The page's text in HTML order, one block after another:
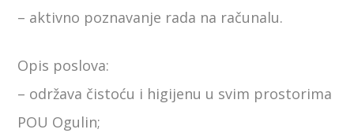
– aktivno poznavanje rada na računalu.
Opis poslova:
– održava čistoću i higijenu u svim prostorima
POU Ogulin;